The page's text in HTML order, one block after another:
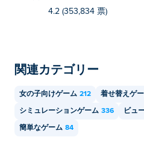
4.2 (353,834 票)
関連カテゴリー
女の子向けゲーム 212 着せ替えゲ
シミュレーションゲーム 336 ビュ
簡単なゲーム 84